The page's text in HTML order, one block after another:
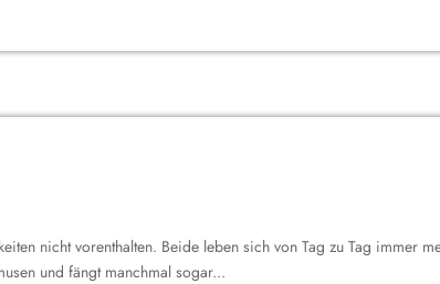
nicht vorenthalten. Beide leben sich von Tag zu Tag immer
und fängt manchmal sogar...